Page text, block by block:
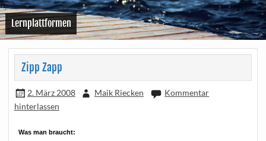
Lernplattformen
Zipp Zapp
2. März 2008 Maik Riecken
Kommentar
hinterlassen
Was man braucht: